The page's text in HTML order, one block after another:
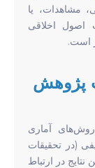
مشاهدات، یا
اصول اخلاقی
است.
پژوهش
روش‌های آماری
(در تحقیقات
در ارتباط